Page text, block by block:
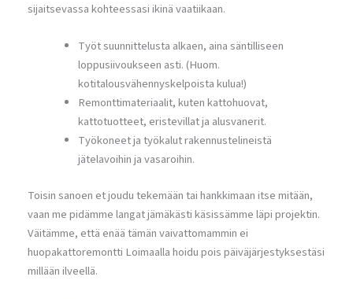
sijaitsevassa kohteessasi ikinä vaatiikaan.
Työt suunnittelusta alkaen, aina säntilliseen
loppusiivoukseen asti. (Huom.
kotitalousvähennyskelpoista kulua!)
Remonttimateriaalit, kuten kattohuovat,
kattotuotteet, eristevillat ja alusvanerit.
Työkoneet ja työkalut rakennustelineistä
jätelavoihin ja vasaroihin.
Toisin sanoen et joudu tekemään tai hankkimaan itse mitään,
vaan me pidämme langat jämäkästi käsissämme läpi projektin.
Väitämme, että enää tämän vaivattomammin ei
huopakattoremontti Loimaalla hoidu pois päiväjärjestyksestäsi
millään ilveellä.